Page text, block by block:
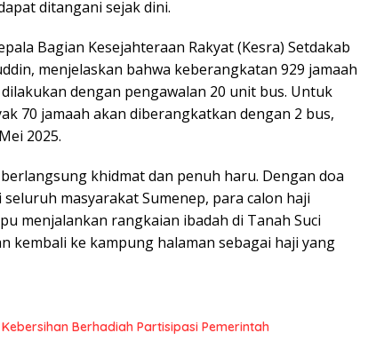
ditangani sejak dini.
Bagian Kesejahteraan Rakyat (Kesra) Setdakab
menjelaskan bahwa keberangkatan 929 jamaah
dengan pengawalan 20 unit bus. Untuk
70 jamaah akan diberangkatkan dengan 2 bus,
2025.
khidmat dan penuh haru. Dengan doa
masyarakat Sumenep, para calon haji
menjalankan rangkaian ibadah di Tanah Suci
kembali ke kampung halaman sebagai haji yang
Berhadiah Partisipasi Pemerintah